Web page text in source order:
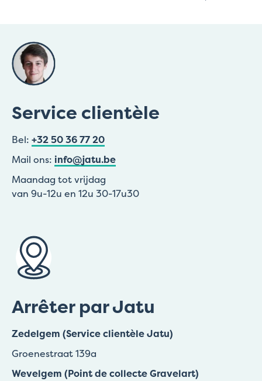
Service clientèle
Bel: +32 50 36 77 20
Mail ons: info@jatu.be
Maandag tot vrijdag
van 9u-12u en 12u 30-17u30
Arrêter par Jatu
Zedelgem (Service clientèle Jatu)
Groenestraat 139a
Wevelgem (Point de collecte Gravelart)